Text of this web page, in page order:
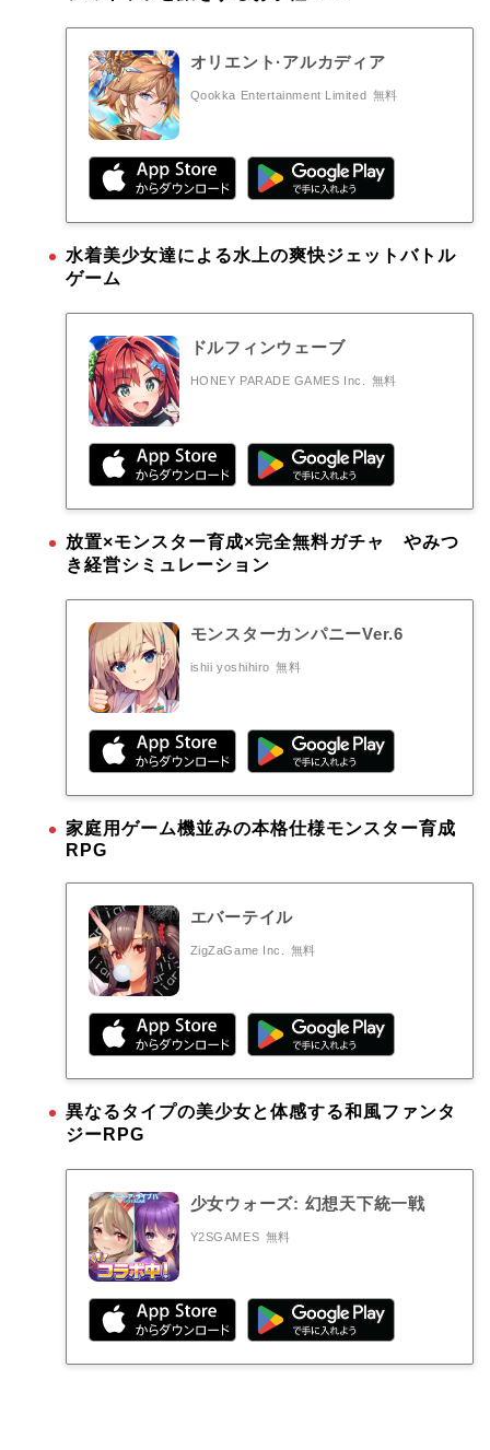
オリエント·アルカディア
Qookka Entertainment Limited 無料
水着美少女達による水上の爽快ジェットバトル
ゲーム
ドルフィンウェーブ
HONEY PARADE GAMES Inc. 無料
放置×モンスター育成×完全無料ガチャ やみつ
き経営シミュレーション
モンスターカンパニーVer.6
ishii yoshihiro 無料
家庭用ゲーム機並みの本格仕様モンスター育成
RPG
エバーテイル
ZigZaGame Inc. 無料
異なるタイプの美少女と体感する和風ファンタ
ジーRPG
少女ウォーズ: 幻想天下統一戦
Y2SGAMES 無料